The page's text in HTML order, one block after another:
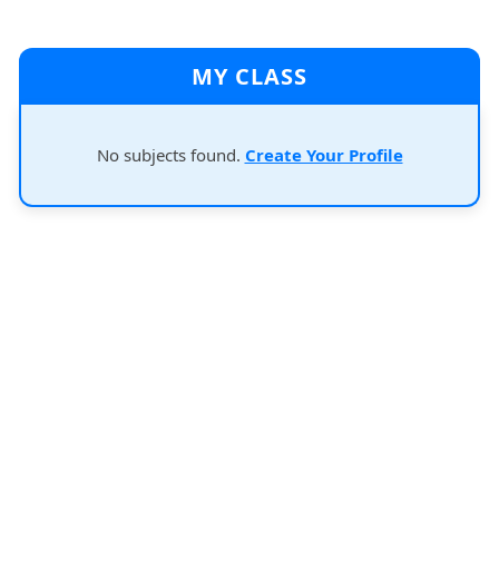
MY CLASS
No subjects found. Create Your Profile